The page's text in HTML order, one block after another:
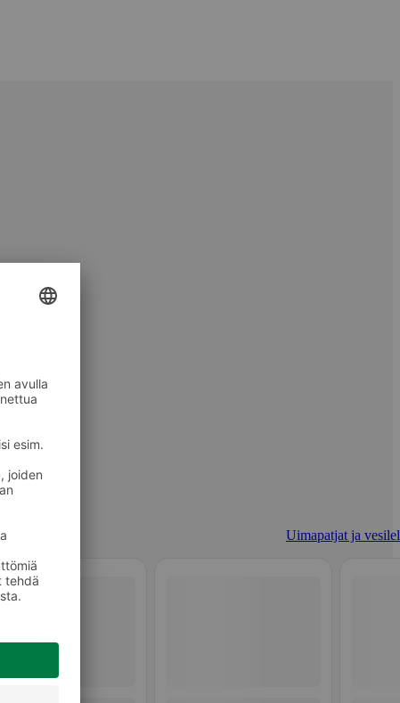
Uimapatjat ja